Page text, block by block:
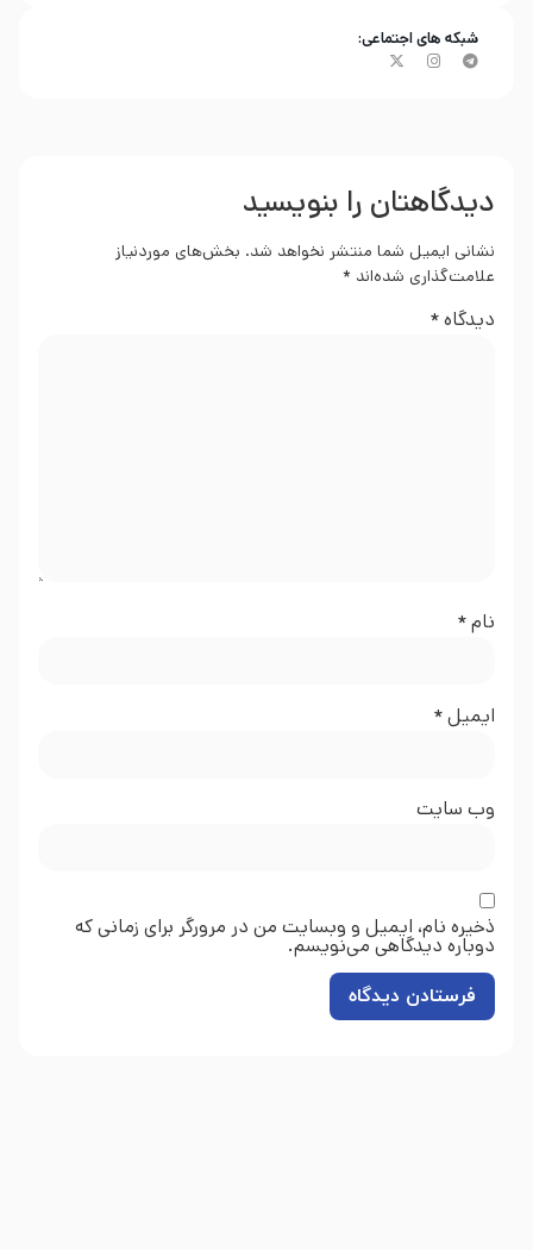
شبکه های اجتماعی:
دیدگاهتان را بنویسید
نشانی ایمیل شما منتشر نخواهد شد. بخش‌های موردنیاز
علامت‌گذاری شده‌اند *
دیدگاه*
نام*
ایمیل*
وب‌ سایت
ذخیره نام، ایمیل و وبسایت من در مرورگر برای زمانی که
دوباره دیدگاهی می‌نویسم.